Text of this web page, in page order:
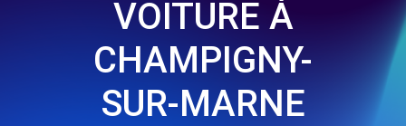
VOITURE À
CHAMPIGNY-
SUR-MARNE